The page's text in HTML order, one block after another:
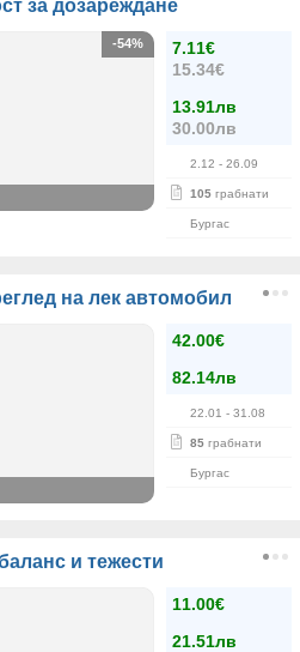
за дозареждане
7.11€
15.34€
13.91лв
30.00лв
2.12 - 26.09
105 грабнати
Бургас
-54%
на лек автомобил
42.00€
82.14лв
22.01 - 31.08
85 грабнати
Бургас
и тежести
11.00€
21.51лв